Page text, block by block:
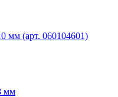
мм (арт. 060104601)
мм